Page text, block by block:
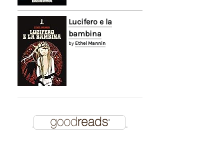
Lucifero e la
bambina
by Ethel Mannin